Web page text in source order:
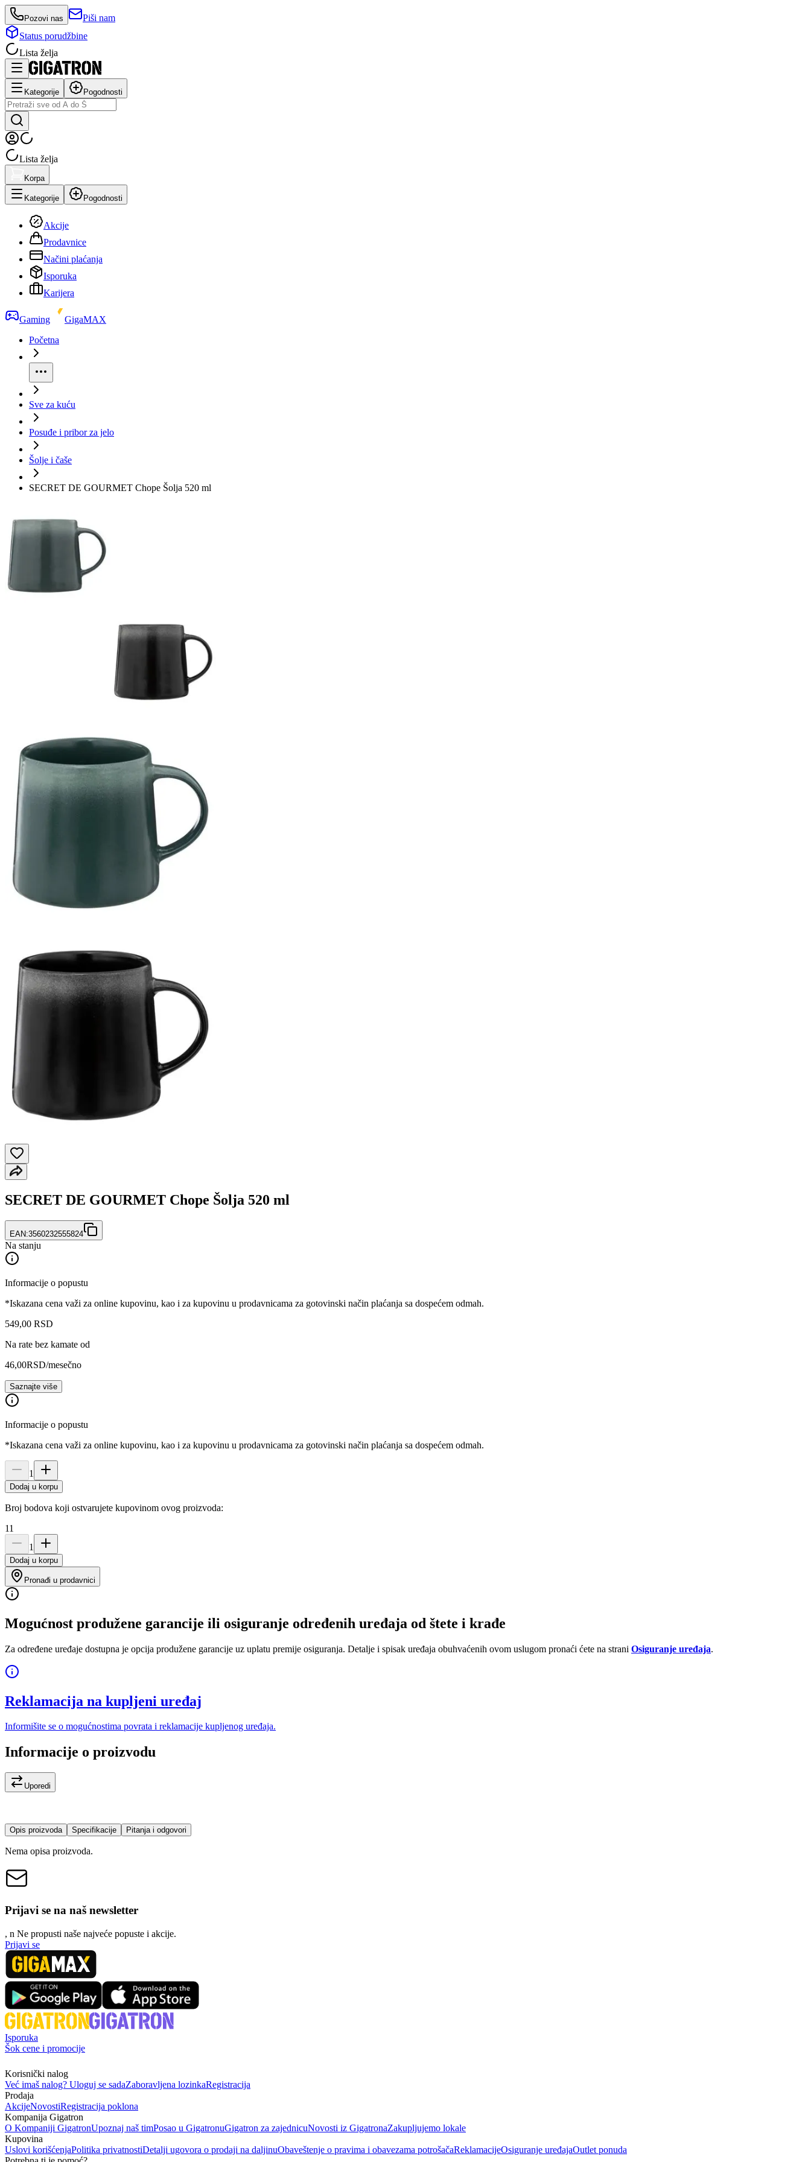
Pozovi nas
Piši nam
Status porudžbine
Lista želja
Kategorije Pogodnosti
Lista želja
Korpa
Kategorije Pogodnosti
Akcije
Prodavnice
Načini plaćanja
Isporuka
Karijera
Gaming
GigaMAX
Početna
Sve za kuću
Posuđe i pribor za jelo
Šolje i čaše
SECRET DE GOURMET Chope Šolja 520 ml
SECRET DE GOURMET Chope Šolja 520 ml
EAN:3560232555824
Na stanju
Informacije o popustu
*Iskazana cena važi za online kupovinu, kao i za kupovinu u prodavnicama za gotovinski način plaćanja sa dospećem odmah.
549,00 RSD
Na rate bez kamate od
46,00RSD/mesečno
Saznajte više
Informacije o popustu
*Iskazana cena važi za online kupovinu, kao i za kupovinu u prodavnicama za gotovinski način plaćanja sa dospećem odmah.
1
Dodaj u korpu
Broj bodova koji ostvarujete kupovinom ovog proizvoda:
11
1
Dodaj u korpu
Pronađi u prodavnici
Mogućnost produžene garancije ili osiguranje određenih uređaja od štete i krađe
Za određene uređaje dostupna je opcija produžene garancije uz uplatu premije osiguranja. Detalje i spisak uređaja obuhvaćenih ovom uslugom pronaći ćete na strani Osiguranje uređaja.
Reklamacija na kupljeni uređaj
Informišite se o mogućnostima povrata i reklamacije kupljenog uređaja.
Informacije o proizvodu
Uporedi
Opis proizvoda Specifikacije Pitanja i odgovori
Nema opisa proizvoda.
Prijavi se na naš newsletter
, n Ne propusti naše najveće popuste i akcije.
Prijavi se
Isporuka
Šok cene i promocije
Korisnički nalog
Već imaš nalog? Uloguj se sadaZaboravljena lozinkaRegistracija
Prodaja
AkcijeNovostiRegistracija poklona
Kompanija Gigatron
O Kompaniji GigatronUpoznaj naš timPosao u GigatronuGigatron za zajednicuNovosti iz GigatronaZakupljujemo lokale
Kupovina
Uslovi korišćenjaPolitika privatnostiDetalji ugovora o prodaji na daljinuObaveštenje o pravima i obavezama potrošačaReklamacijeOsiguranje uređajaOutlet ponuda